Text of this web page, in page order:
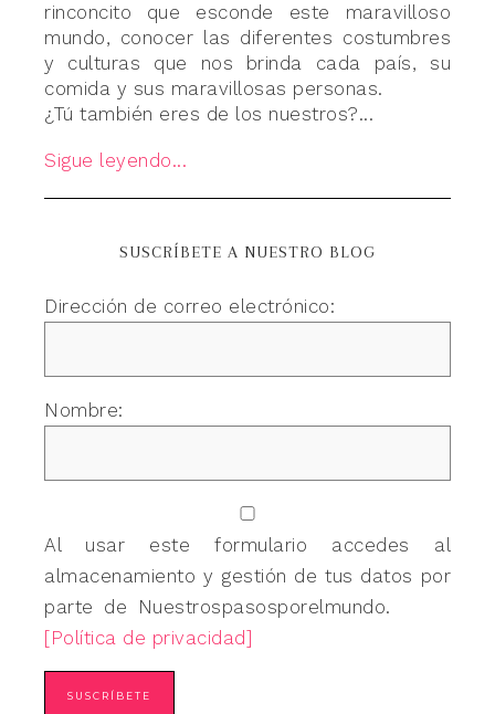
rinconcito que esconde este maravilloso
mundo, conocer las diferentes costumbres
y culturas que nos brinda cada país, su
comida y sus maravillosas personas.
¿Tú también eres de los nuestros?...
Sigue leyendo...
SUSCRÍBETE A NUESTRO BLOG
Dirección de correo electrónico:
Nombre:
Al usar este formulario accedes al
almacenamiento y gestión de tus datos por
parte de Nuestrospasosporelmundo.
[Política de privacidad]